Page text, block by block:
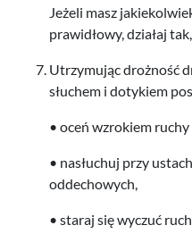
Jeżeli masz
praw­idłowy, dzi­ałaj
Utrzy­mu­jąc drożność
słuchem i dotykiem
• oceń wzrok­iem
• nasłuchuj przy
oddechowych,
• staraj się wyczuć